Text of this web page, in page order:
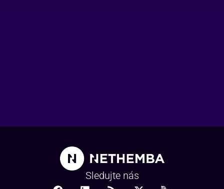
Sledujte nás